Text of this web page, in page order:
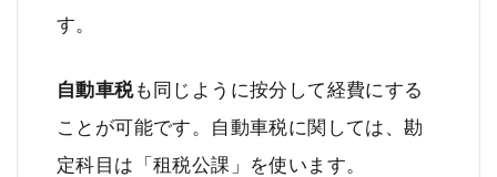
す。
自動車税も同じように按分して経費にする
ことが可能です。自動車税に関しては、勘
定科目は「租税公課」を使います。